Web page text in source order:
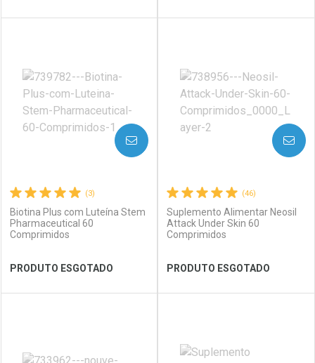
Laboratório
Ver Desconto Convênio
Por Menos Laboratório
Ver Desconto Convênio
Por Menos
(3)
Biotina Plus com Luteína Stem
Pharmaceutical 60
Comprimidos
PRODUTO ESGOTADO
AVISE-ME
Laboratório
Por Menos
(46)
Suplemento Alimentar Neosil
Attack Under Skin 60
Comprimidos
PRODUTO ESGOTADO
AVISE-ME
Laboratório
Por Menos